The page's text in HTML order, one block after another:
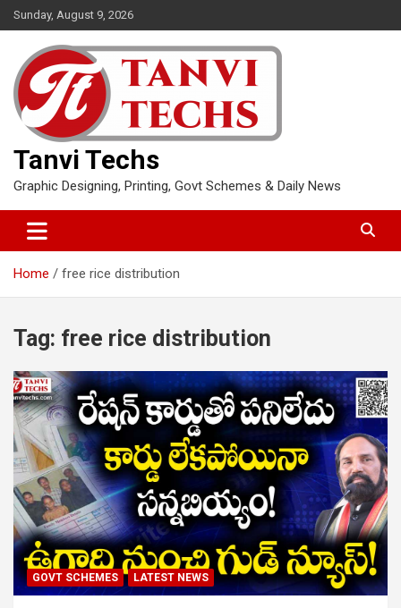
Skip
to
content
Sunday, August 9, 2026
Tanvi Techs
Graphic Designing, Printing, Govt Schemes & Daily News
Home free rice distribution
Tag: free rice distribution
GOVT SCHEMES LATEST NEWS